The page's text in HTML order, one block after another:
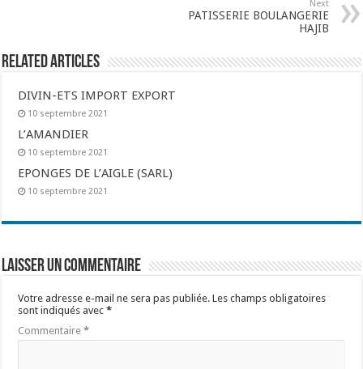
Next
PATISSERIE BOULANGERIE
HAJIB
Related Articles
DIVIN-ETS IMPORT EXPORT
10 septembre 2021
L’AMANDIER
10 septembre 2021
EPONGES DE L’AIGLE (SARL)
10 septembre 2021
Laisser un commentaire
Votre adresse e-mail ne sera pas publiée. Les champs obligatoires
sont indiqués avec*
Commentaire*